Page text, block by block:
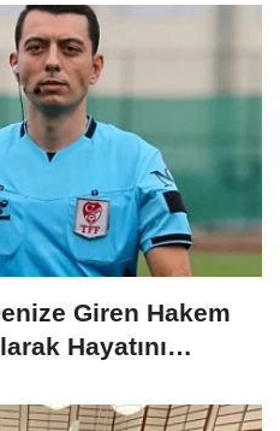
Giren Hakem
Hayatını